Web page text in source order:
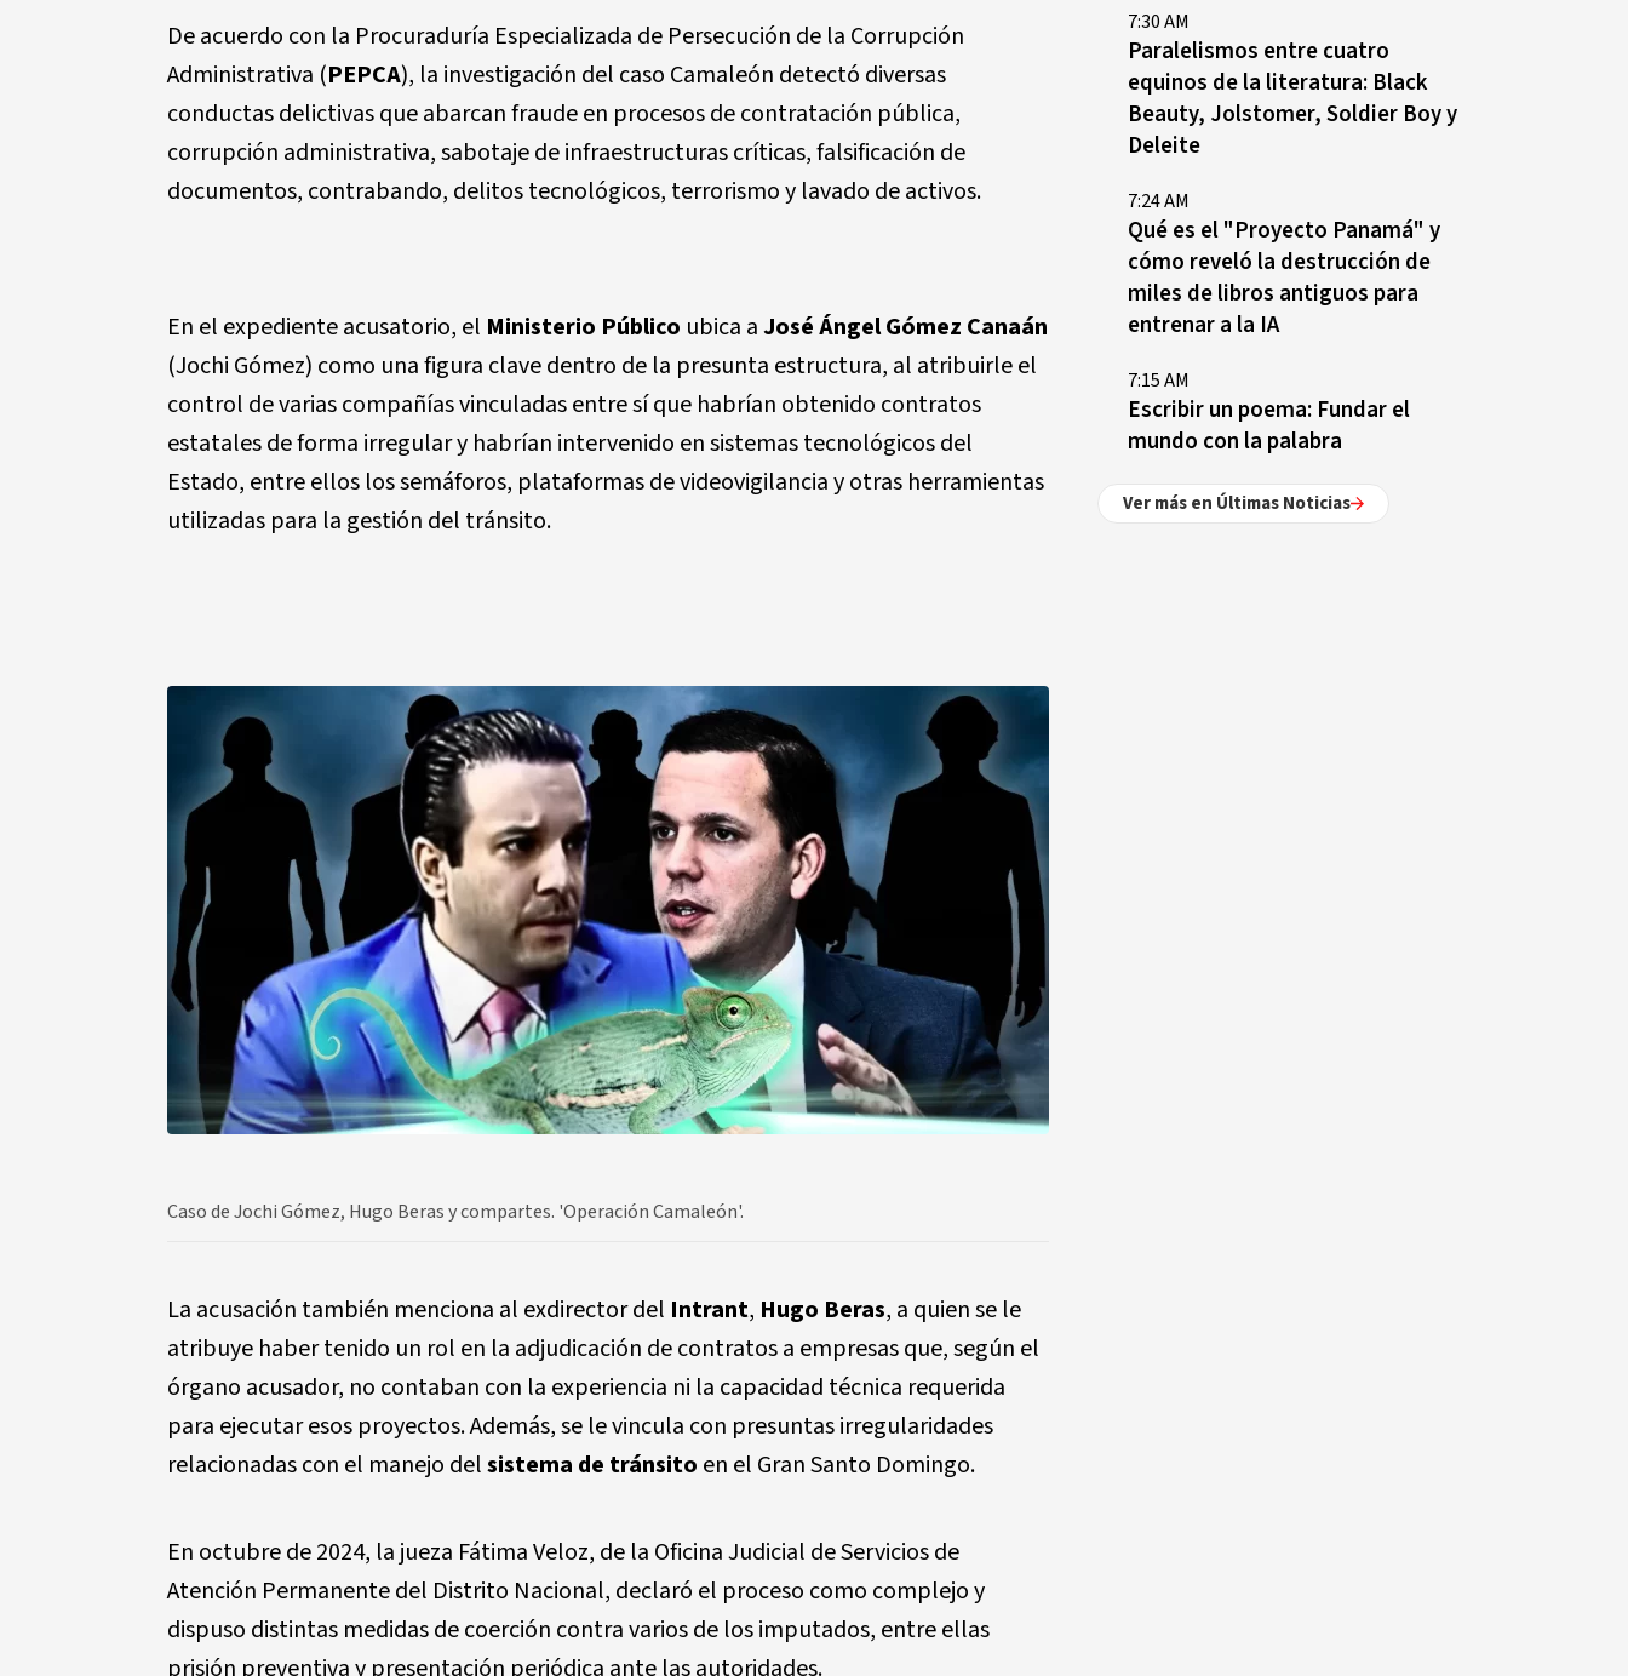
De acuerdo con la Procuraduría Especializada de Persecución de la Corrupción
Administrativa (PEPCA), la investigación del caso Camaleón detectó diversas
conductas delictivas que abarcan fraude en procesos de contratación pública,
corrupción administrativa, sabotaje de infraestructuras críticas, falsificación de
documentos, contrabando, delitos tecnológicos, terrorismo y lavado de activos.
En el expediente acusatorio, el Ministerio Público ubica aJosé Ángel Gómez Canaán
(Jochi Gómez) como una figura clave dentro de la presunta estructura, al atribuirle el
control de varias compañías vinculadas entre sí que habrían obtenido contratos
estatales de forma irregular y habrían intervenido en sistemas tecnológicos del
Estado, entre ellos los semáforos, plataformas de videovigilancia y otras herramientas
utilizadas para la gestión del tránsito.
Caso de Jochi Gómez, Hugo Beras y compartes. 'Operación Camaleón'.
La acusación también menciona al exdirector del Intrant, Hugo Beras, a quien se le
atribuye haber tenido un rol en la adjudicación de contratos a empresas que, según el
órgano acusador, no contaban con la experiencia ni la capacidad técnica requerida
para ejecutar esos proyectos. Además, se le vincula con presuntas irregularidades
relacionadas con el manejo delsistema de tránsito en el Gran Santo Domingo.
En octubre de 2024, la jueza Fátima Veloz, de la Oficina Judicial de Servicios de
Atención Permanente del Distrito Nacional, declaró el proceso como complejo y
dispuso distintas medidas de coerción contra varios de los imputados, entre ellas
prisión preventiva y presentación periódica ante las autoridades.
7:30 AM
Paralelismos entre cuatro
equinos de la literatura: Black
Beauty, Jolstomer, Soldier Boy y
Deleite
7:24 AM
Qué es el "Proyecto Panamá" y
cómo reveló la destrucción de
miles de libros antiguos para
entrenar a la IA
7:15 AM
Escribir un poema: Fundar el
mundo con la palabra
Ver más en Últimas Noticias